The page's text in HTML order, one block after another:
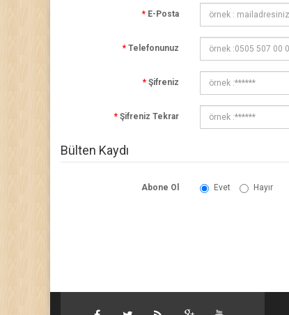
E-Posta
Telefonunuz
Şifreniz
Şifreniz Tekrar
Bülten Kaydı
Abone Ol Evet Hayır